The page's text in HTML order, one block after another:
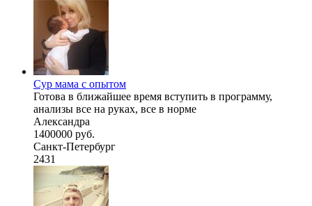
Сур мама с опытом
Готова в ближайшее время вступить в программу,
анализы все на руках, все в норме
Александра
1400000 руб.
Санкт-Петербург
2431